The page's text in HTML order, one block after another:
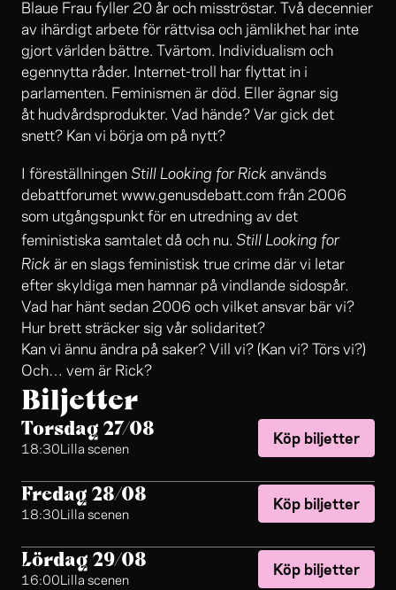
Blaue Frau fyller 20 år och misströstar. Två decennier
av ihärdigt arbete för rättvisa och jämlikhet har inte
gjort världen bättre. Tvärtom. Individualism och
egennytta råder. Internet-troll har flyttat in i
parlamenten. Feminismen är död. Eller ägnar sig
åt hudvårdsprodukter. Vad hände? Var gick det
snett? Kan vi börja om på nytt?
I föreställningen Still Looking for Rick används
debattforumet www.genusdebatt.com från 2006
som utgångspunkt för en utredning av det
feministiska samtalet då och nu. Still Looking for
Rick är en slags feministisk true crime där vi letar
efter skyldiga men hamnar på vindlande sidospår.
Vad har hänt sedan 2006 och vilket ansvar bär vi?
Hur brett sträcker sig vår solidaritet?
Kan vi ännu ändra på saker? Vill vi? (Kan vi? Törs vi?)
Och… vem är Rick?
Biljetter
Torsdag 27/08
18:30 Lilla scenen
Köp biljetter
Fredag 28/08
18:30 Lilla scenen
Köp biljetter
Lördag 29/08
16:00 Lilla scenen
Köp biljetter